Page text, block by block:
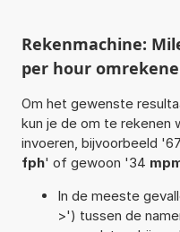
Rekenmachine:
per hour
Om het gewenste
kun je de om te rekenen
invoeren, bijvoorbeeld '67
fph' of gewoon '34
In de meeste
>') tussen de